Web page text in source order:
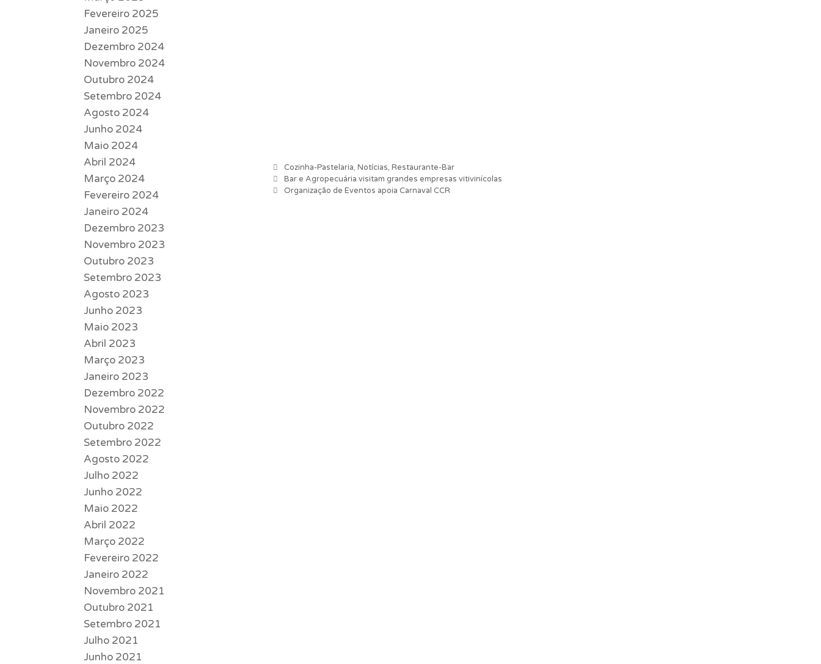
Categorias
Cozinha-Pastelaria,Notícias,Restaurante-Bar
Navegação de artigos
Bar e Agropecuária visitam grandes empresas vitivinícolas
Organização de Eventos apoia Carnaval CCR
Fevereiro 2025
Janeiro 2025
Dezembro 2024
Novembro 2024
Outubro 2024
Setembro 2024
Agosto 2024
Junho 2024
Maio 2024
Abril 2024
Março 2024
Fevereiro 2024
Janeiro 2024
Dezembro 2023
Novembro 2023
Outubro 2023
Setembro 2023
Agosto 2023
Junho 2023
Maio 2023
Abril 2023
Março 2023
Janeiro 2023
Dezembro 2022
Novembro 2022
Outubro 2022
Setembro 2022
Agosto 2022
Julho 2022
Junho 2022
Maio 2022
Abril 2022
Março 2022
Fevereiro 2022
Janeiro 2022
Novembro 2021
Outubro 2021
Setembro 2021
Julho 2021
Junho 2021